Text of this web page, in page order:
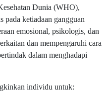
Dunia (WHO),
pada ketiadaan gangguan
emosional, psikologis, dan
dan mempengaruhi cara
dalam menghadapi
individu untuk: